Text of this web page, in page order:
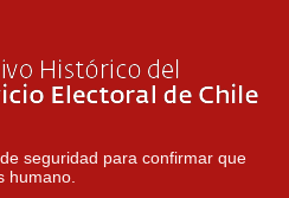
seguridad para confirmar que
humano.